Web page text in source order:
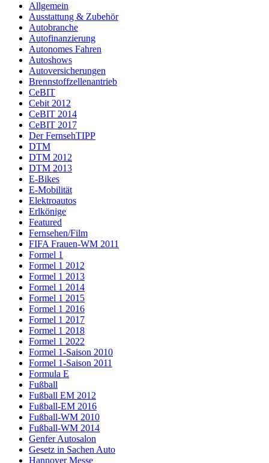
Allgemein
Ausstattung & Zubehör
Autobranche
Autofinanzierung
Autonomes Fahren
Autoshows
Autoversicherungen
Brennstoffzellenantrieb
CeBIT
Cebit 2012
CeBIT 2014
CeBIT 2017
Der FernsehTIPP
DTM
DTM 2012
DTM 2013
E-Bikes
E-Mobilität
Elektroautos
Erlkönige
Featured
Fernsehen/Film
FIFA Frauen-WM 2011
Formel 1
Formel 1 2012
Formel 1 2013
Formel 1 2014
Formel 1 2015
Formel 1 2016
Formel 1 2017
Formel 1 2018
Formel 1 2022
Formel 1-Saison 2010
Formel 1-Saison 2011
Formula E
Fußball
Fußball EM 2012
Fußball-EM 2016
Fußball-WM 2010
Fußball-WM 2014
Genfer Autosalon
Gesetz in Sachen Auto
Hannover Messe